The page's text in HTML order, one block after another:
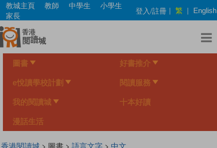
Skip
main
content
教城主頁 教師 中學生
小學生
家長
登入/註冊 | 繁 | English
圖書 好書推介
e悅讀學校計劃 閱讀服務
我的閱讀城 十本好讀
漫話生活
香港閱讀城> 圖書 > 語言文字> 中文